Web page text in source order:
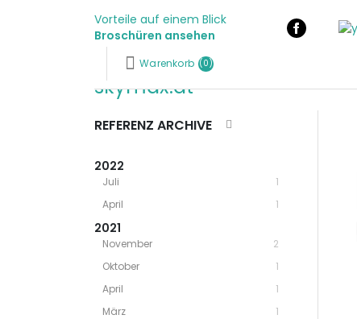
Vorteile auf einem Blick
Broschüren ansehen
Facebook
Warenkorb (0)Logo
REFERENZ ARCHIVE
2022
Juli
1
April
1
2021
November
2
Oktober
1
April
1
März
1